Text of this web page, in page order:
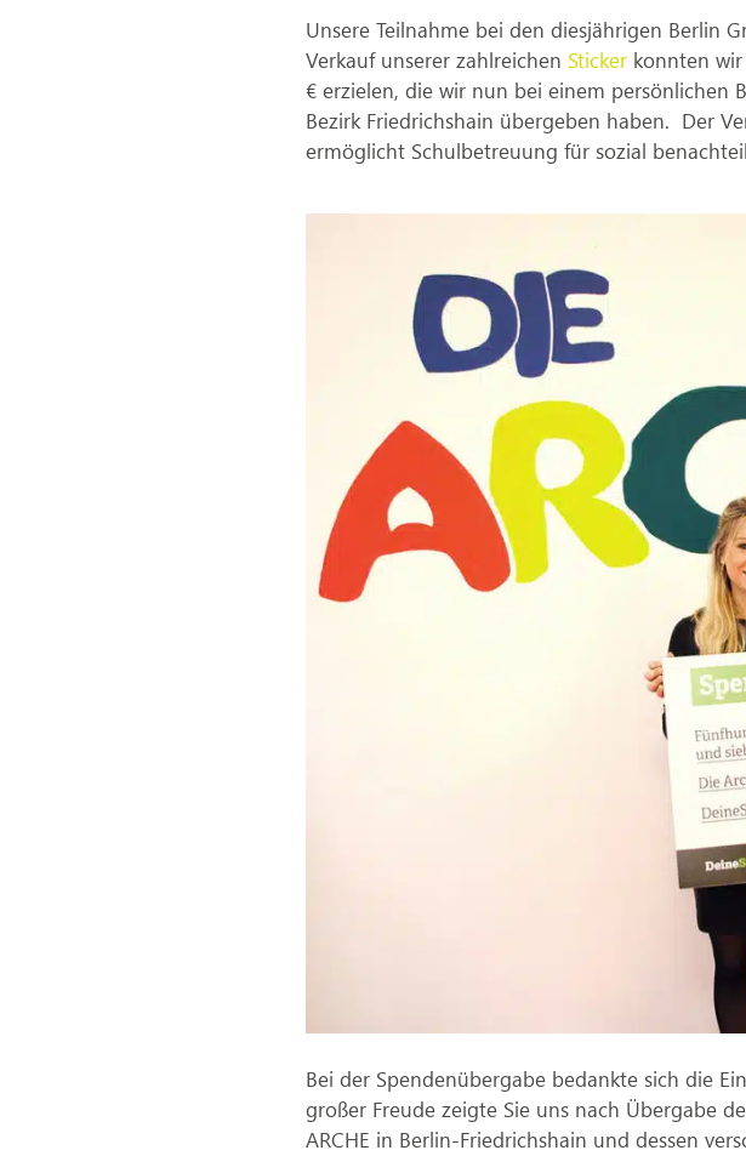
Unsere Teilnahme bei den diesjährigen Berlin
Verkauf unserer zahlreichen Sticker konnten
€ erzielen, die wir nun bei einem persönlichen
Bezirk Friedrichshain übergeben haben. Der
ermöglicht Schulbetreuung für sozial
Bei der Spendenübergabe bedankte sich die
großer Freude zeigte Sie uns nach Übergabe
ARCHE in Berlin-Friedrichshain und dessen